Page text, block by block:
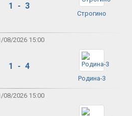
1 - 3
Строгино
08/2026 15:00
1 - 4
Родина-3
08/2026 15:00